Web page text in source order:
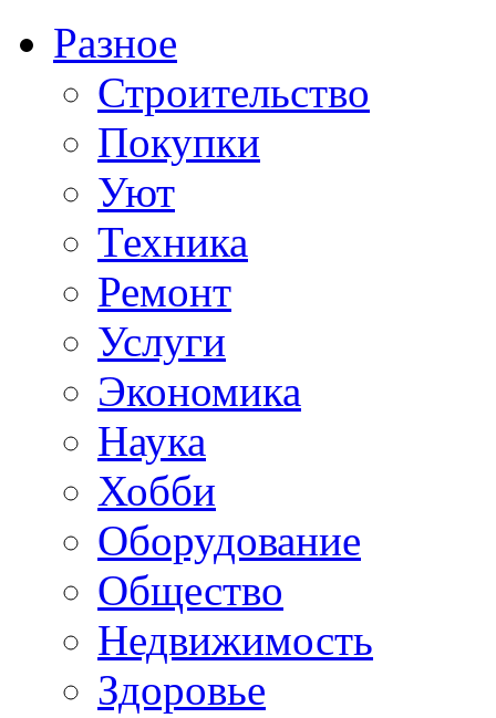
Разное
Строительство
Покупки
Уют
Техника
Ремонт
Услуги
Экономика
Наука
Хобби
Оборудование
Общество
Недвижимость
Здоровье